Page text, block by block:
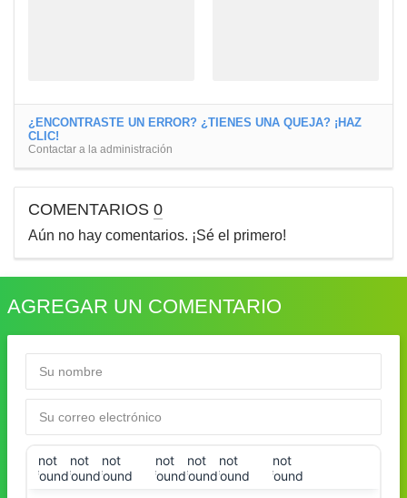
¿ENCONTRASTE UN ERROR? ¿TIENES UNA QUEJA? ¡HAZ
CLIC!
Contactar a la administración
COMENTARIOS 0
Aún no hay comentarios. ¡Sé el primero!
AGREGAR UN COMENTARIO
!not
found!
!not
found!
!not
found!
!not
found!
!not
found!
!not
found!
!not
found!